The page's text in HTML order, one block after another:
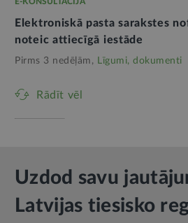
Elektroniskā pasta sarakstes
noteic attiecīgā iestāde
Pirms 3 nedēļām, Līgumi, dokumenti
Rādīt vēl
Uzdod savu
Latvijas tiesisko